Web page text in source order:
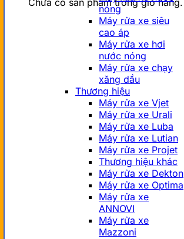
Chưa có sản phẩm trong giỏ hàng.
nóng
Máy rửa xe siêu
cao áp
Máy rửa xe hơi
nước nóng
Máy rửa xe chạy
xăng dầu
Thương hiệu
Máy rửa xe Vjet
Máy rửa xe Urali
Máy rửa xe Luba
Máy rửa xe Lutian
Máy rửa xe Projet
Thương hiệu khác
Máy rửa xe Dekton
Máy rửa xe Optima
Máy rửa xe
ANNOVI
Máy rửa xe
Mazzoni